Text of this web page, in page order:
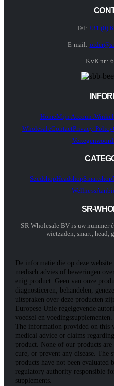
Tel: +31 (0)
E-mail:
KvK nr.:
HomeMijn Account
WholesaleContactPrivacy Policy
SeedshopHeadshopSmartshop
Wellness
SR-
SR Wholesale BV is uw
wietzaden, smart, head,
De informatie die op deze
medisch advies of beweringen
enig product. Geen van onze
diagnosticeren, behandelen,
uitspraken over deze producten
Europese Unie regelgevende
voedsel en voedingssupplementen.
The information provided on this
medical advice or claims
product. None of our products are
cure, or prevent any disease. The
products have not been evaluated
regulatory authority responsible
supplements.